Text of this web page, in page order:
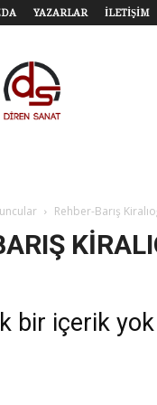
YAZARLAR İLETİŞİM
Diren
Sanat
–
Tiyatro,
Rehber-Barış
bir içerik yok